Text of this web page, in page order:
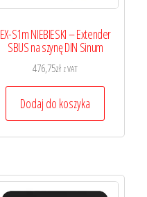
EX-S1m NIEBIESKI – Extender
SBUS na szynę DIN Sinum
476,75zł z VAT
Dodaj do koszyka